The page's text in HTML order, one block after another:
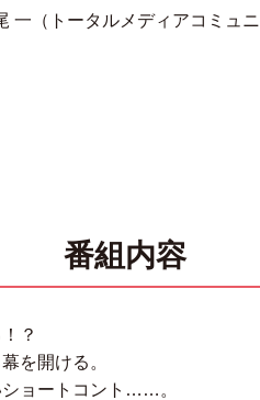
一（トータルメディアコミュニ
番組内容
？
を開ける。
ショートコント……。